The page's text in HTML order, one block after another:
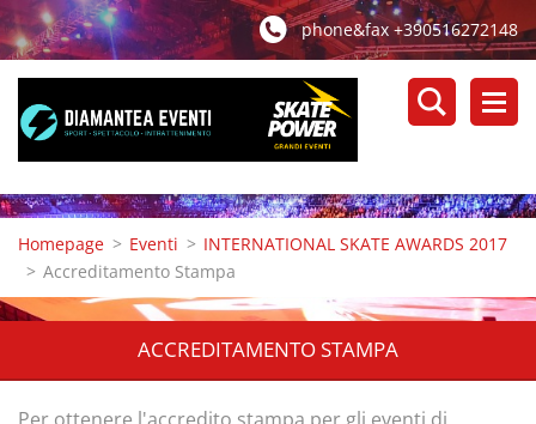
phone&fax +390516272148
Homepage > Eventi > INTERNATIONAL SKATE AWARDS 2017
> Accreditamento Stampa
ACCREDITAMENTO STAMPA